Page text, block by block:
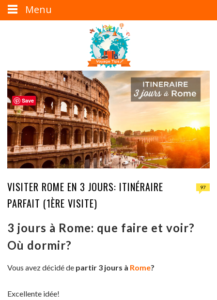
VISITER ROME EN 3 JOURS: ITINÉRAIRE
PARFAIT (1ÈRE VISITE)
97
3 jours à Rome: que faire et voir?
Où dormir?
Vous avez décidé de partir 3 jours à Rome?
Excellente idée!
Menu
Save